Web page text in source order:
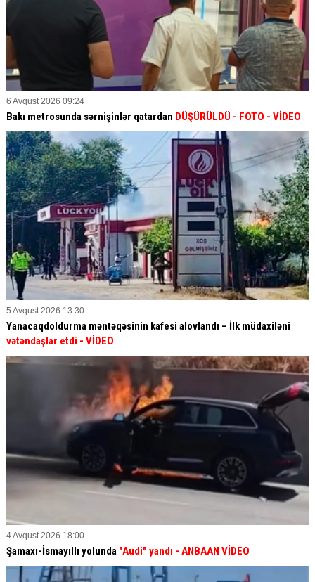
6 Avqust 2026 09:24
Bakı metrosunda sərnişinlər qatardan DÜŞÜRÜLDÜ - FOTO - VİDEO
5 Avqust 2026 13:30
Yanacaqdoldurma məntəqəsinin kafesi alovlandı – İlk müdaxiləni
vətəndaşlar etdi - VİDEO
4 Avqust 2026 18:00
Şamaxı-İsmayıllı yolunda "Audi" yandı - ANBAAN VİDEO